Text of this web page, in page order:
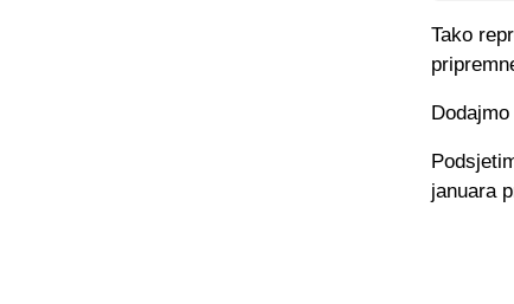
Tako
januara